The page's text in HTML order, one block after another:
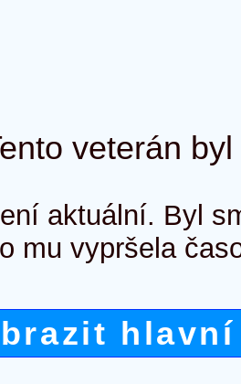
veterán
aktuální. Byl
mu vypršela